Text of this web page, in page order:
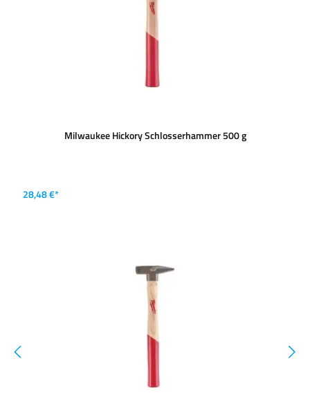
Milwaukee Hickory Schlosserhammer 500 g
28,48 €*